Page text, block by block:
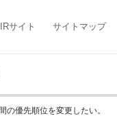
サイト サイトマップ
の優先順位を変更したい。